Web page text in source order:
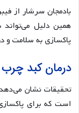
بادمجان سرشار از
همین دلیل
پاکسازی به سلامت
درمان کبد چرب
تحقیقات نشان
است که برای